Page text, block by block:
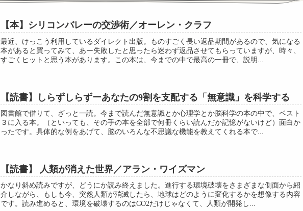
【本】シリコンバレーの交渉術／オーレン・クラフ
最近、けっこう利用しているダイレクト出版。ものすごく長い返品期間があるので、気になる
本があると買ってみて、あー失敗したと思ったら迷わず返品させてもらっていますが、時々、
すごくヒットと思う本があります。この本は、今までの中で最高の一冊で、説明...
【読書】しらずしらずーあなたの9割を支配する「無意識」を科学する
図書館で借りて、ざっと一読。今まで読んだ無意識とか心理学とか脳科学の本の中で、ベスト
３に入る本。（といっても、その手の本を全部で何冊くらい読んだか記憶がないけど）面白か
ったです。具体的な例をあげて、脳のいろんな不思議な機能を教えてくれる本で...
【読書】 人類が消えた世界／アラン・ワイズマン
かなり斜め読みですが、どうにか読み終えました。進行する環境破壊をさまざまな側面から紹
介しながら、もしも今、突然人類が消滅したら、地球はどのように変化するかを想像する内容
です。読み進めると、環境を破壊するのはCO2だけじゃなくて、人類が開発し...